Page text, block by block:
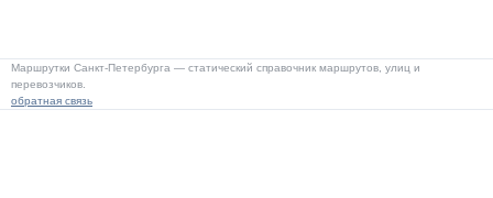
Маршрутки Санкт-Петербурга — статический справочник маршрутов, улиц и
перевозчиков.
обратная связь